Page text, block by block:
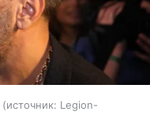
источник: Legion-